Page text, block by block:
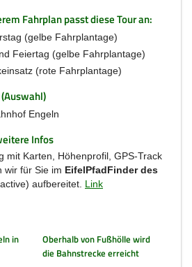
Fahrplan passt diese Tour an:
(gelbe Fahrplantage)
Feiertag (gelbe Fahrplantage)
(rote Fahrplantage)
Engeln
Infos
mit Karten, Höhenprofil, GPS-Track
wir für Sie im EifelPfadFinder des
aufbereitet. Link
in
Oberhalb von Fußhölle wird
die Bahnstrecke erreicht